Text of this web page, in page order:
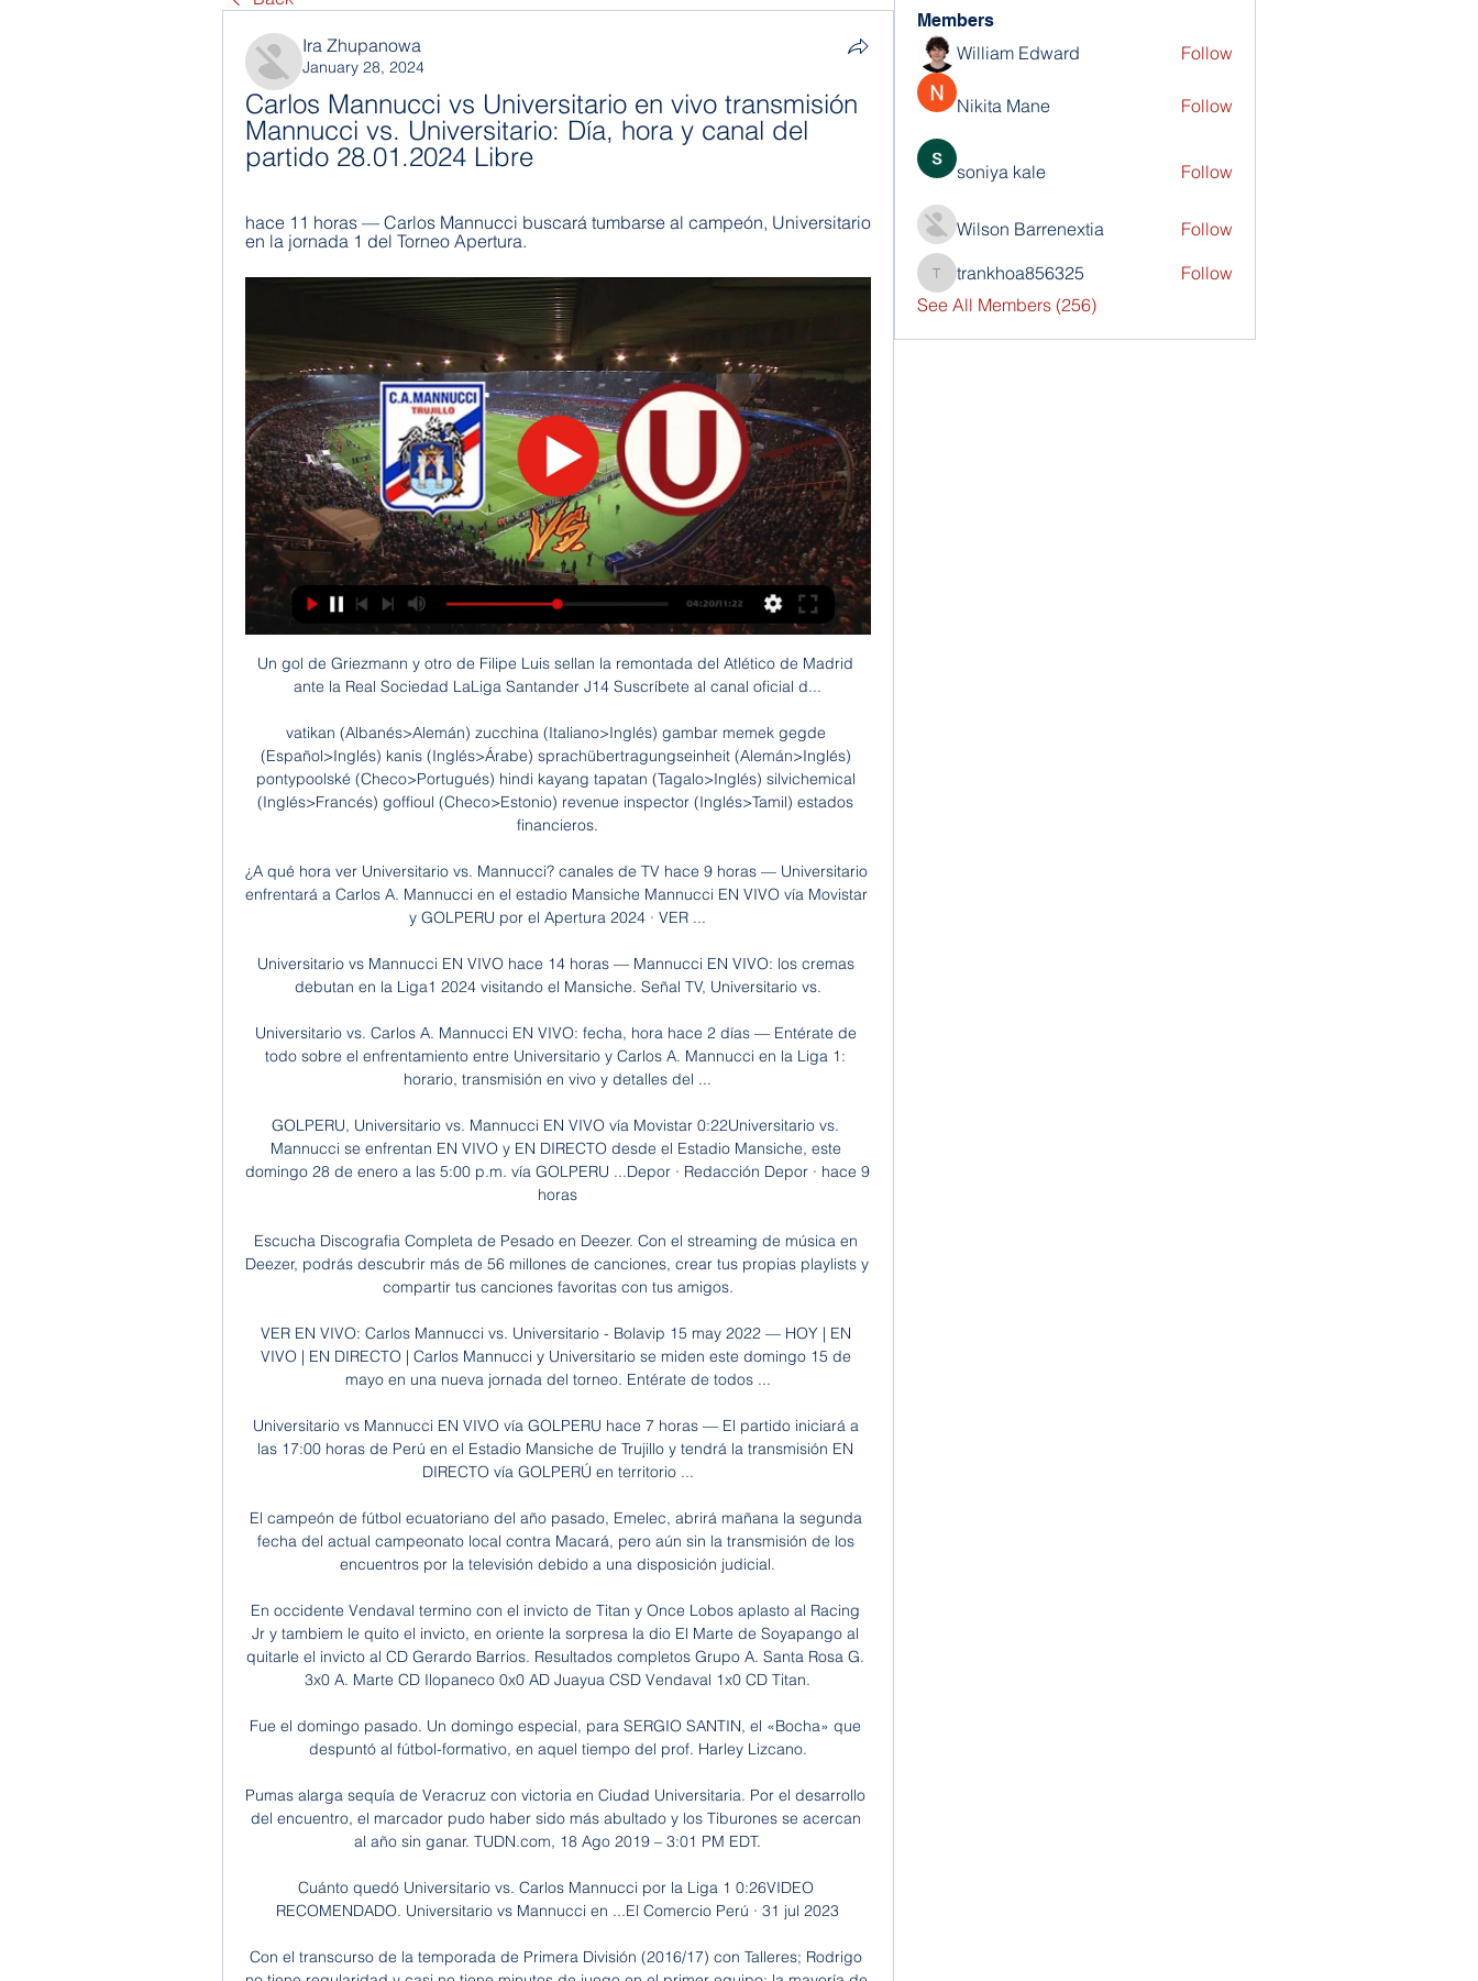
Ira Zhupanowa
January 28, 2024
Carlos Mannucci vs Universitario en vivo transmisión
Mannucci vs. Universitario: Día, hora y canal del
partido 28.01.2024 Libre
hace 11 horas — Carlos Mannucci buscará tumbarse al campeón, Universitario
en la jornada 1 del Torneo Apertura.
Un gol de Griezmann y otro de Filipe Luis sellan la remontada del Atlético de Madrid ante la Real Sociedad LaLiga Santander J14 Suscríbete al canal oficial d...

vatikan (Albanés>Alemán) zucchina (Italiano>Inglés) gambar memek gegde (Español>Inglés) kanis (Inglés>Árabe) sprachübertragungseinheit (Alemán>Inglés) pontypoolské (Checo>Portugués) hindi kayang tapatan (Tagalo>Inglés) silvichemical (Inglés>Francés) goffioul (Checo>Estonio) revenue inspector (Inglés>Tamil) estados financieros.

¿A qué hora ver Universitario vs. Mannucci? canales de TV hace 9 horas — Universitario enfrentará a Carlos A. Mannucci en el estadio Mansiche Mannucci EN VIVO vía Movistar y GOLPERU por el Apertura 2024 · VER ...

Universitario vs Mannucci EN VIVO hace 14 horas — Mannucci EN VIVO: los cremas debutan en la Liga1 2024 visitando el Mansiche. Señal TV, Universitario vs.

Universitario vs. Carlos A. Mannucci EN VIVO: fecha, hora hace 2 días — Entérate de todo sobre el enfrentamiento entre Universitario y Carlos A. Mannucci en la Liga 1: horario, transmisión en vivo y detalles del ...

GOLPERU, Universitario vs. Mannucci EN VIVO vía Movistar 0:22Universitario vs. Mannucci se enfrentan EN VIVO y EN DIRECTO desde el Estadio Mansiche, este domingo 28 de enero a las 5:00 p.m. vía GOLPERU ...Depor · Redacción Depor · hace 9 horas

Escucha Discografia Completa de Pesado en Deezer. Con el streaming de música en Deezer, podrás descubrir más de 56 millones de canciones, crear tus propias playlists y compartir tus canciones favoritas con tus amigos.

VER EN VIVO: Carlos Mannucci vs. Universitario - Bolavip 15 may 2022 — HOY | EN VIVO | EN DIRECTO | Carlos Mannucci y Universitario se miden este domingo 15 de mayo en una nueva jornada del torneo. Entérate de todos ...

Universitario vs Mannucci EN VIVO vía GOLPERU hace 7 horas — El partido iniciará a las 17:00 horas de Perú en el Estadio Mansiche de Trujillo y tendrá la transmisión EN DIRECTO vía GOLPERÚ en territorio ...

El campeón de fútbol ecuatoriano del año pasado, Emelec, abrirá mañana la segunda fecha del actual campeonato local contra Macará, pero aún sin la transmisión de los encuentros por la televisión debido a una disposición judicial.

En occidente Vendaval termino con el invicto de Titan y Once Lobos aplasto al Racing Jr y tambiem le quito el invicto, en oriente la sorpresa la dio El Marte de Soyapango al quitarle el invicto al CD Gerardo Barrios. Resultados completos Grupo A. Santa Rosa G. 3x0 A. Marte CD Ilopaneco 0x0 AD Juayua CSD Vendaval 1x0 CD Titan.

Fue el domingo pasado. Un domingo especial, para SERGIO SANTIN, el «Bocha» que despuntó al fútbol-formativo, en aquel tiempo del prof. Harley Lizcano.

Pumas alarga sequía de Veracruz con victoria en Ciudad Universitaria. Por el desarrollo del encuentro, el marcador pudo haber sido más abultado y los Tiburones se acercan al año sin ganar. TUDN.com, 18 Ago 2019 – 3:01 PM EDT.

Cuánto quedó Universitario vs. Carlos Mannucci por la Liga 1 0:26VIDEO RECOMENDADO. Universitario vs Mannucci en ...El Comercio Perú · 31 jul 2023

Con el transcurso de la temporada de Primera División (2016/17) con Talleres; Rodrigo no tiene regularidad y casi no tiene minutos de juego en el primer equipo; la mayoría de sus partidos son con la reserva del club. Finalmente el 14 de febrero de 2017 se llega a un acuerdo por un préstamo de 18 meses con el Club Olimpia de Paraguay.

· 7 de febrero a la(s) 15:10 A Julia Schiptsova le gusta esto. Tango Uruguay Rioplatense Sur Laura Legazcue II irá. Me gusta · · 7 de febrero a la(s) 8:37 A Remy Jean y 2 personas más les gusta esto. Tango Uruguay Rioplatense Sur Julia Schiptsova ha cambiado el lugar del evento por Dance Manhattan.

Consulta los datos del partido Deportivo Binacional vs. Universitario de Deportes en la competición Liga1 2019 con comentarios en directo en AS.com (Estadísticas)

Acá una tabla de cargas vivas que se utilizan en el diseño, estas cargas son las mínimas permisibles, esta tabla fue elaborada por el MA. Victor Leonel Paniagua Tomé, catedrático de la facultad de arquitectura y diseño de la Universidad Rafael Landívar,basado en el libro de Harry Parker, Mecánica de Materiales (2000).

Tal es el caso de Lucio Licinio Lúculo, general y multimillonario, que diariamente hacía preparar en los salones de su villa los más deliciosos manjares para un aluvión de invitados que siempre acudían hasta allí tanto para darle gusto al paladar como para obtener algún beneficio del poderoso patricio.

Información: El resultado Barcelona vs. Deportivo Cuenca de Fútbol de Ecuador se muestra en tiempo real. Si la transmisión en vivo y en directo no se encuentra disponible, el resultado será actualizado apenas finalice el partido.

El equipo está en la tercera fase. Atlético Nacional avanzó en la Copa Libertadores al empatar 0 – 0 contra Deportivo La Guaira. El gol fue el ausente de la noche que no conveció a los hinchas que acompañaron al equipo al estadio. Con el gol de Barcos en el juego en Venezuela los dirigidos

“ad sensum”, o sea de ideas. Un tipo de silepsis es la enálage o traslación que es la falta de concordancia en cuanto al tiempo de los verbos. Ejemplos: Copia en tu cuaderno las siguientes muestras literarias y clasifícalas en reticencia, gradación, silepsis y dilogía.

CD Olmedo. Realizó las formativas en el CD Olmedo. Municipal Cañar. Debuta profesionalmente en el Municipal de Cañar en el 2011. Grecia de Chone. Tuvo un. Universidad Católica. Para la temporada 2015 es contratado por Universidad Católica. Sao Paulo FC.

A continuación, se muestra un listado de los campeones de la Liga Profesional de Baloncesto de Venezuela desde el año 1974 hasta la actualidad.

DEPORTES Chivas vs Atlético Nacional, horario y transmisión Guadalajara y las Verdolagas se medirán por la Supercopa de Campeones en Nueva York

México y Canadá establecieron relaciones diplomáticas en enero de 1944. Desde entonces, los lazos entre ambos países han madurado y el vínculo se ha fortalecido. Durante más de 70 años, la relación ha sido caracterizada por un deseo de enriquecimiento cultural y desarrollo económico.

Universitario vs. Carlos A. Mannucci EN - Radar de Noticias hace 2 días — Carlos A. Mannucci EN VIVO: fecha, hora y canal de la fecha 1 de la Liga 1 2024. Entérate de todo sobre el enfrentamiento entre Universitario y ...

¡¡Llegó Morelia!! En una buena jugada en conjunto, Monarcas abrió la defensa visitante y por poco terminan la acción en gol. Cimarrones sigue abajo 1-0 en el 76'. Se abre el partido. Ambas escuadras comienzan a dejar espacios y tanto Morelia como Cimarrones ya prueban a portería, entrando a los 70 minutos de juego.

Esperan que Pumas, Monarcas, Tijuana o Atlas no consigan una victoria en ninguno de los dos compromisos que restan.. Monterrey vs Veracruz En Vivo: Fox Sport 2; Líneas de Apuestas para el Partido Monterrey vs Veracruz Liga MX Apertura 2019 Jornada 17. El …

— Jicaral Sercoba (@Jicaral_Sercoba) 5 de mayo de 2017. El club indicó que considera los hechos como "un irrespeto hacia nuestra institución y valores, así como a nuestro pueblo y afición", ante lo que exigió "una disculpa pública por parte del Municipal Grecia".

Mayra Olvera es refuerzo del Sporting de Gijón femenino de España. by editor octubre 10, 2019.. Quito – Sigue como interino en la selección absoluta pero el DT Jorge Célico. Puerto Rico ante la nueva temporada de huracanes julio 11, 2018.

Universitario vs Carlos A. Mannucci EN VIVO HOY hace 39 minutos — Los 'merengues' visitan al 'tricolor' en Trujillo en lo que será su primer partido en el Torneo Apertura 2024. Sigue el minuto a minuto.

Resumen: Universitario vs Carlos Mannucci (3-0 - YouTube YouTube YouTube 2:41 YouTube GOLPERUoficial 1 ago 2023 1 ago 2023

Chile M Costa Rica en directo: Consulta el resultado del partido Chile M Costa Rica en vivo y sigue el marcador en directo gracias a nuestro livescore. Partido Internacional Amistosos, Femenino jugado el …

Javier Barranco Cosano avanza en el ITF World Tennis Tour Donostia . Publicado por Ana el 27/08/2019.. También salieron airosos Pol Martin Tiffon y Sergi Pérez Contri ante el kazajo Timofei Skatov y el español Carlos López Montagud en un rápido pero apretado 6-4/0-6/10-7.

Olis Deild Women en directo en Scoreboard.com. Página de Olis Deild Women 2019/2020, (Balonmano/Islandia). Si buscas resultados de otra competición con el nombre Olis Deild Women, por favor, selecciona un deporte en el menú superior o una categoría (país) a la izquierda.

A través de los Premios OX, Cursos, Conferencias y Libros la Editorial OX está siempre presente en cualquier lugar de nuestros países donde es convocada con la finalidad de realizar su misión: Estimular el desarrollo de los contenidos Web que difunden aspectos relevantes e interesantes de nuestros países hispanohablantes en Internet en.

El confín del país, el extremo austral de la Patagonia Continental L a Ruta Nacional 40 nace en el punto más austral del territorrio continental Argentino, en el cabo Vírgenes. Este accidente geográfico se encuentra a unos 9 km hacia el norte de la Punta Dungeness, que es el punto extremo del sur del continente Americano sobre la costa del océano Atlántico y marca la entrada norte del.

Carlos Mannucci vs Universitario de Deportes (2-0 - YouTube Your browser can't play this video. Learn more Resumen: Carlos Mannucci vs Universitario de Deportes (2-0) #TorneoAperturaXGOLPERU.YouTube · GOLPERUoficial · 27 feb 2023

Carlos A. Mannucci - - Universitario De Deportes en vivo Date and time 26/1/2024, 13:00. Estadio Estadio Mansiche. Lugar. PE Trujillo Puedes incluso ver este partido en directo en streaming a través de nuestros ...

Paúl Uscanga, desde el manchón penal a los 73 minutos, le dio el gol con el que Venados FC derrotó 1-0 a Bravos FC Juárez en la cancha del estadio Benito Juárez en el marco de la jornada sabatina de la fecha 6 del Clausura 2019 del Ascenso MX.

El Apartment Aguila Real ofrece alojamiento con aire acondicionado, balcón y WiF
Members
William Edward Follow
Nikita Mane Follow
soniya kale Follow
Wilson Barrenextia Follow
trankhoa856325
trankhoa856325
Follow
See All Members (256)